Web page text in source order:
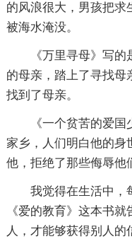
的风浪很大，男孩把求
被海水淹没。
《万里寻母》写
的母亲，踏上了寻找母
找到了母亲。
《一个贫苦的爱
家乡，人们明白他的身
他，拒绝了那些侮辱他
我觉得在生活中，
《爱的教育》这本书
人，才能够获得别人